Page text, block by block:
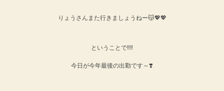
りょうさんまた行きましょうねー😽💖💖
ということで‼️‼️
今日が今年最後の出勤です～❣️